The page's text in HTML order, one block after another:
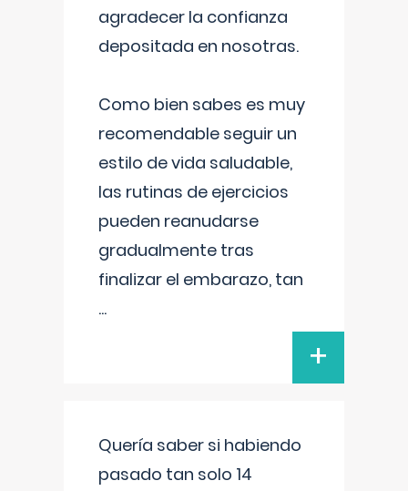
agradecer la confianza
depositada en nosotras.
Como bien sabes es muy
recomendable seguir un
estilo de vida saludable,
las rutinas de ejercicios
pueden reanudarse
gradualmente tras
finalizar el embarazo, tan
...
+
Quería saber si habiendo
pasado tan solo 14